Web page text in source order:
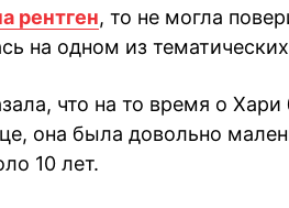
рентген, то не могла
на одном из
что на то время о
она была довольно
10 лет.